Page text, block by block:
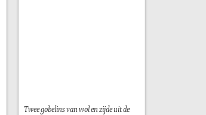
Twee gobelins van wol en zijde uit de